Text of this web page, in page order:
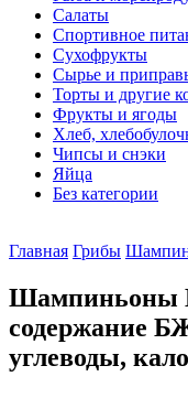
Салаты
Спортивное
Сухофрукты
Сырье и
Торты и другие
Фрукты и ягоды
Хлеб,
Чипсы и снэки
Яйца
Без категории
Главная Грибы
Шампиньоны
содержание
углеводы,